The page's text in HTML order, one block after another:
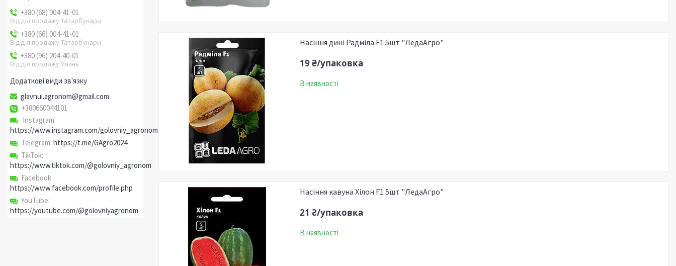
Насіння дині Радміла F1 5шт "ЛедаАгро"
19 ₴/упаковка
В наявності
Насіння кавуна Хілон F1 5шт "ЛедаАгро"
21 ₴/упаковка
В наявності
+380 (68) 004-41-01
Відділ продажу Татарбунари
+380 (66) 004-41-01
Відділ продажу Татарбунари
+380 (96) 204-40-01
Відділ продажу Умань
glavnui.agronom@gmail.com
+380660044101
Instagram
https://www.instagram.com/golovniy_agronom
Telegram https://t.me/GAgro2024
TikTok
https://www.tiktok.com/@golovniy_agronom
Facebook
https://www.facebook.com/profile.php
YouTube
https://youtube.com/@golovniyagronom